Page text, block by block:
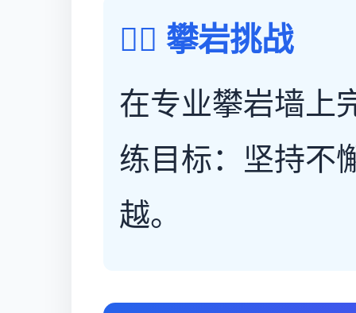
🧗‍♀️ 攀岩挑战
在专业攀岩墙上
练目标：坚持不
越。